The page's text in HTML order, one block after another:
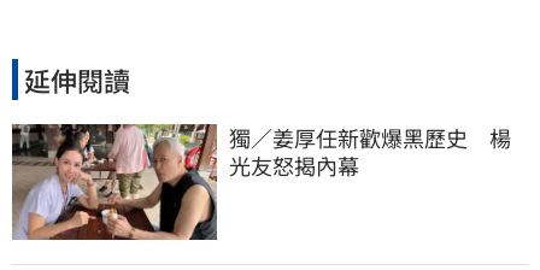
延伸閱讀
獨／姜厚任新歡爆黑歷史　楊
光友怒揭內幕